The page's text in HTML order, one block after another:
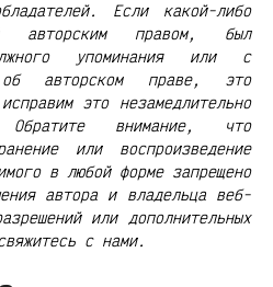
Если какой-либо
авторским правом, был
упоминания или с
об авторском праве, это
это незамедлительно
Обратите внимание, что
или воспроизведение
в любой форме запрещено
автора и владельца веб-
или дополнительных
с нами.